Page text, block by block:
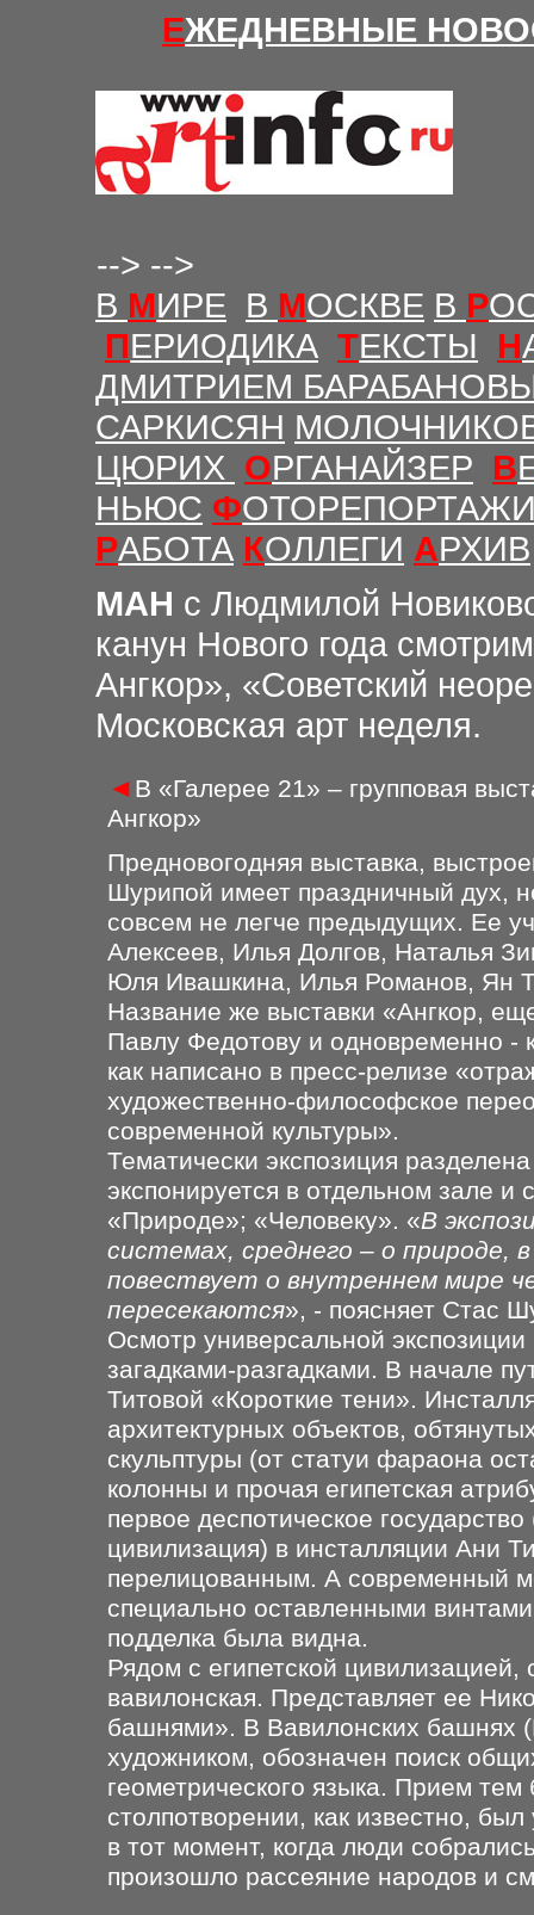
ЕЖЕДНЕВНЫЕ Н
--> -->
В МИРЕ В МОСКВЕ В Р
ПЕРИОДИКА ТЕКСТЫ Н
ДМИТРИЕМ
САРКИСЯН
ЦЮРИХ ОРГАНАЙЗЕР В
НЬЮС Ф
РАБОТА КОЛЛЕГИ АРХИВ
МАН с Людмилой
канун Нового года
Ангкор», «Советский
Московская арт неделя.
◄ В «Галерее 21» – групповая
Ангкор»
Предновогодняя выставка,
Шурипой имеет праздничный дух,
совсем не легче предыдущих. Ее
Алексеев, Илья Долгов, Наталья
Юля Ивашкина, Илья Романов, Ян
Название же выставки «Ангкор,
Павлу Федотову и одновременно -
как написано в пресс-релизе
художественно-философское
современной культуры».
Тематически экспозиция
экспонируется в отдельном зале
«Природе»; «Человеку». «В
системах, среднего – о природе,
повествует о внутреннем мире
пересекаются», - поясняет Стас
Осмотр универсальной
загадками-разгадками. В начале
Титовой «Короткие тени».
архитектурных объектов,
скульптуры (от статуи фараона
колонны и прочая египетская
первое деспотическое государство
цивилизация) в инсталляции Ани
перелицованным. А современный
специально оставленными
подделка была видна.
Рядом с египетской цивилизацией,
вавилонская. Представляет ее
башнями». В Вавилонских башнях
художником, обозначен поиск
геометрического языка. Прием
столпотворении, как известно,
в тот момент, когда люди
произошло рассеяние народов и